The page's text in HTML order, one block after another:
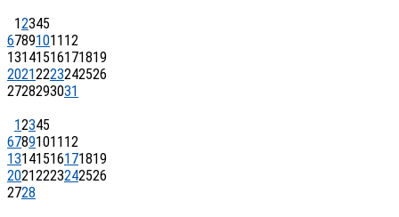
12345
67891011 12
13141516171819
20212223242526
2728293031
12345
67891011 12
13141516171819
20212223242526
2728